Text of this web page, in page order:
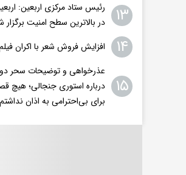
۱۳
در بالاترین سطح امنیت برگزار
۱۴ افزایش فروش شعر با اکران
۱۵
عذرخواهی و توضیحات سحر
درباره استوری جنجالی؛ هیچ
برای بی‌احترامی به اذان نداشتم